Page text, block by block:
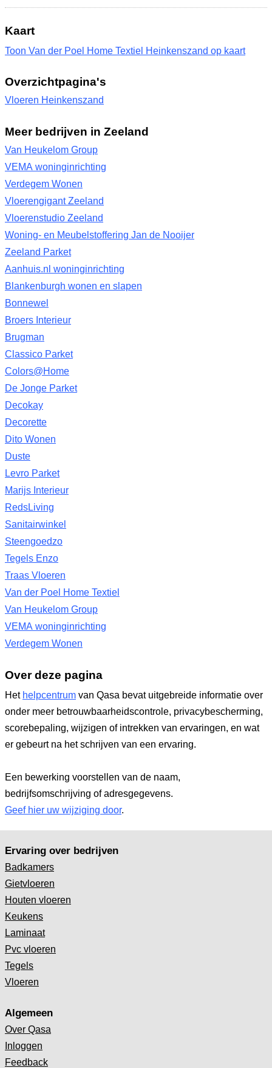
Kaart
Toon Van der Poel Home Textiel Heinkenszand op kaart
Overzichtpagina's
Vloeren Heinkenszand
Meer bedrijven in Zeeland
Van Heukelom Group
VEMA woninginrichting
Verdegem Wonen
Vloerengigant Zeeland
Vloerenstudio Zeeland
Woning- en Meubelstoffering Jan de Nooijer
Zeeland Parket
Aanhuis.nl woninginrichting
Blankenburgh wonen en slapen
Bonnewel
Broers Interieur
Brugman
Classico Parket
Colors@Home
De Jonge Parket
Decokay
Decorette
Dito Wonen
Duste
Levro Parket
Marijs Interieur
RedsLiving
Sanitairwinkel
Steengoedzo
Tegels Enzo
Traas Vloeren
Van der Poel Home Textiel
Van Heukelom Group
VEMA woninginrichting
Verdegem Wonen
Over deze pagina
Het helpcentrum van Qasa bevat uitgebreide informatie over
onder meer betrouwbaarheidscontrole, privacybescherming,
scorebepaling, wijzigen of intrekken van ervaringen, en wat
er gebeurt na het schrijven van een ervaring.
Een bewerking voorstellen van de naam,
bedrijfsomschrijving of adresgegevens.
Geef hier uw wijziging door.
Ervaring over bedrijven
Badkamers
Gietvloeren
Houten vloeren
Keukens
Laminaat
Pvc vloeren
Tegels
Vloeren
Algemeen
Over Qasa
Inloggen
Feedback